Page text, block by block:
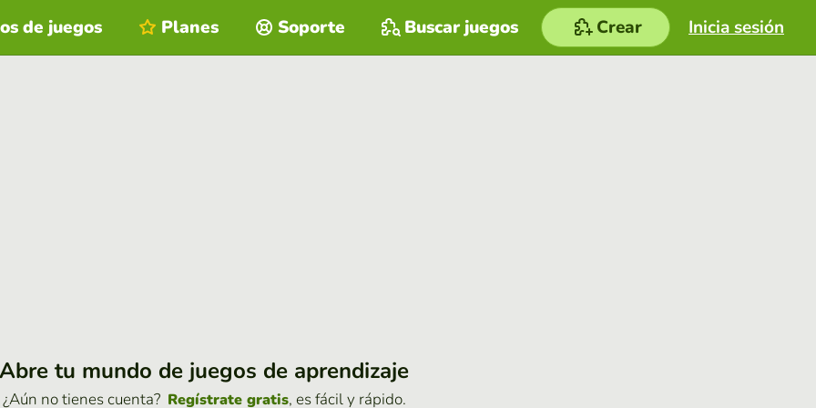
Inicia sesión
de juegos Planes Soporte Buscar juegos Crear
Abre tu mundo de juegos de aprendizaje
¿Aún no tienes cuenta? Regístrate gratis, es fácil y rápido.